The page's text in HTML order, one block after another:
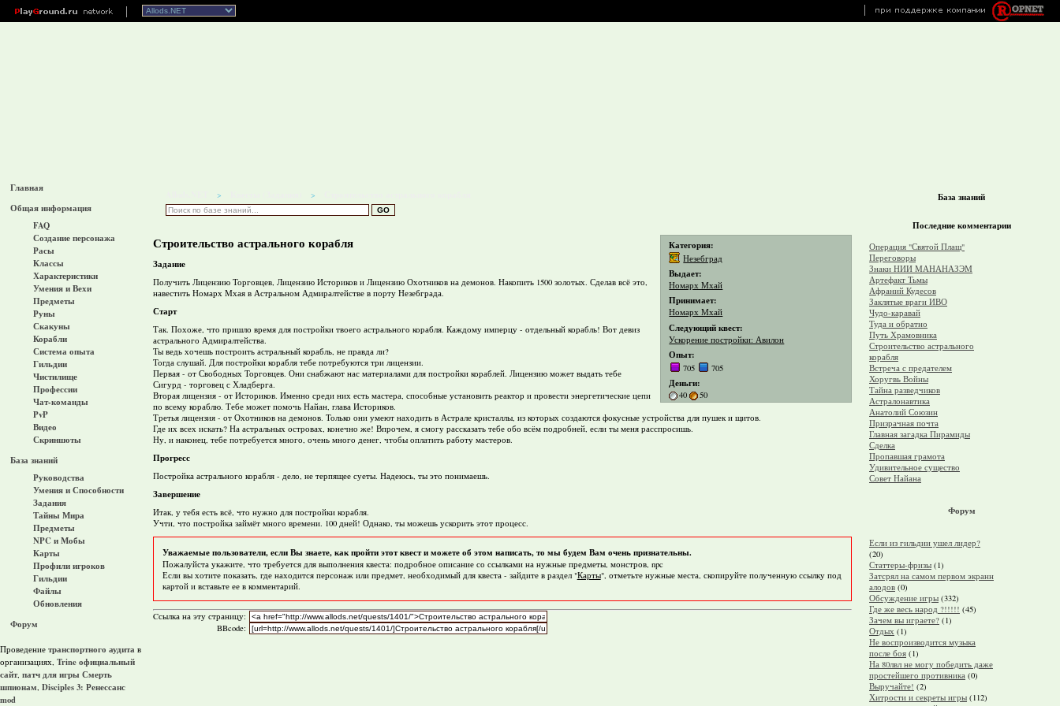
Главная
Общая информация
FAQ
Создание персонажа
Расы
Классы
Характеристики
Умения и Вехи
Предметы
Руны
Скакуны
Корабли
Система опыта
Гильдии
Чистилище
Профессии
Чат-команды
PvP
Видео
Скриншоты
База знаний
Руководства
Умения и Способности
Задания
Тайны Мира
Предметы
NPC и Мобы
Карты
Профили игроков
Гильдии
Файлы
Обновления
Форум
Проведение транспортного аудита в
организациях, Trine официальный
сайт, патч для игры Смерть
шпионам, Disciples 3: Ренессанс
mod
> >
Категория:
Незебград
Выдает:
Номарх Мхай
Принимает:
Номарх Мхай
Следующий квест:
Ускорение постройки: Авилон
Опыт:
705 705
Деньги:
40 50
Строительство астрального корабля
Задание
Получить Лицензию Торговцев, Лицензию Историков и Лицензию Охотников на демонов. Накопить 1500 золотых. Сделав всё это,
навестить Номарх Мхая в Астральном Адмиралтействе в порту Незебграда.
Старт
Так. Похоже, что пришло время для постройки твоего астрального корабля. Каждому имперцу - отдельный корабль! Вот девиз
астрального Адмиралтейства.
Ты ведь хочешь построить астральный корабль, не правда ли?
Тогда слушай. Для постройки корабля тебе потребуются три лицензии.
Первая - от Свободных Торговцев. Они снабжают нас материалами для постройки кораблей. Лицензию может выдать тебе
Сигурд - торговец с Хладберга.
Вторая лицензия - от Историков. Именно среди них есть мастера, способные установить реактор и провести энергетические цепи
по всему кораблю. Тебе может помочь Найан, глава Историков.
Третья лицензия - от Охотников на демонов. Только они умеют находить в Астрале кристаллы, из которых создаются фокусные устройства для пушек и щитов.
Где их всех искать? На астральных островах, конечно же! Впрочем, я смогу рассказать тебе обо всём подробней, если ты меня расспросишь.
Ну, и наконец, тебе потребуется много, очень много денег, чтобы оплатить работу мастеров.
Прогресс
Постройка астрального корабля - дело, не терпящее суеты. Надеюсь, ты это понимаешь.
Завершение
Итак, у тебя есть всё, что нужно для постройки корабля.
Учти, что постройка займёт много времени. 100 дней! Однако, ты можешь ускорить этот процесс.
Уважаемые пользователи, если Вы знаете, как пройти этот квест и можете об этом написать, то мы будем Вам очень признательны.
Пожалуйста укажите, что требуется для выполнения квеста: подробное описание со ссылками на нужные предметы, монстров, npc
Если вы хотите показать, где находится персонаж или предмет, необходимый для квеста - зайдите в раздел "Карты", отметьте нужные места, скопируйте полученную ссылку под
картой и вставьте ее в комментарий.
Cсылка на эту страницу:
BBcode:
База знаний
Последние комментарии
Операция "Святой Плащ"
Переговоры
Знаки НИИ МАНАНАЗЭМ
Артефакт Тьмы
Афраний Кудесов
Заклятые враги ИВО
Чудо-каравай
Туда и обратно
Путь Храмовника
Строительство астрального
корабля
Встреча с предателем
Хоругвь Войны
Тайна разведчиков
Астралонавтика
Анатолий Союзин
Призрачная почта
Главная загадка Пирамиды
Сделка
Пропавшая грамота
Удивительное существо
Совет Найана
Форум
Если из гильдии ушел лидер?
(20)
Статтеры-фризы (1)
Затсрял на самом первом экранн
алодов (0)
Обсуждение игры (332)
Где же весь народ ?!!!!! (45)
Зачем вы играете? (1)
Отдых (1)
Не воспроизводится музыка
после боя (1)
На 80лвл не могу победить даже
простейшего противника (0)
Выручайте! (2)
Хитрости и секреты игры (112)